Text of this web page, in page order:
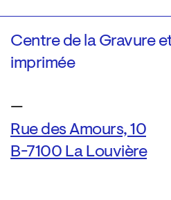
Centre de la Gravure
imprimée
—
Rue des Amours, 10
B-7100 La Louvière